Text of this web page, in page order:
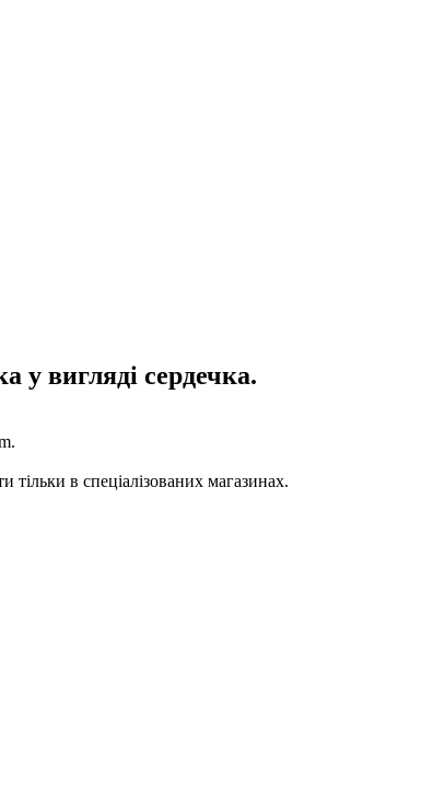
у вигляді сердечка.
в спеціалізованих магазинах.